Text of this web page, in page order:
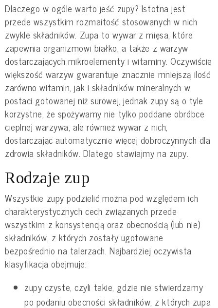
Dlaczego w ogóle warto jeść zupy? Istotna jest
przede wszystkim rozmaitość stosowanych w nich
zwykle składników. Zupa to wywar z mięsa, które
zapewnia organizmowi białko, a także z warzyw
dostarczających mikroelementy i witaminy. Oczywiście
większość warzyw gwarantuje znacznie mniejszą ilość
zarówno witamin, jak i składników mineralnych w
postaci gotowanej niż surowej, jednak zupy są o tyle
korzystne, że spożywamy nie tylko poddane obróbce
cieplnej warzywa, ale również wywar z nich,
dostarczając automatycznie więcej dobroczynnych dla
zdrowia składników. Dlatego stawiajmy na zupy.
Rodzaje zup
Wszystkie zupy podzielić można pod względem ich
charakterystycznych cech związanych przede
wszystkim z konsystencją oraz obecnością (lub nie)
składników, z których zostały ugotowane
bezpośrednio na talerzach. Najbardziej oczywista
klasyfikacja obejmuje:
zupy czyste, czyli takie, gdzie nie stwierdzamy
po podaniu obecności składników, z których zupa